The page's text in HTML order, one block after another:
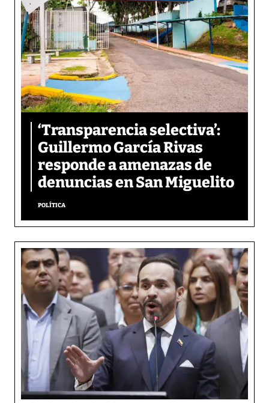
‘Transparencia selectiva’:
Guillermo García Rivas
responde a amenazas de
denuncias en San Miguelito
POLÍTICA